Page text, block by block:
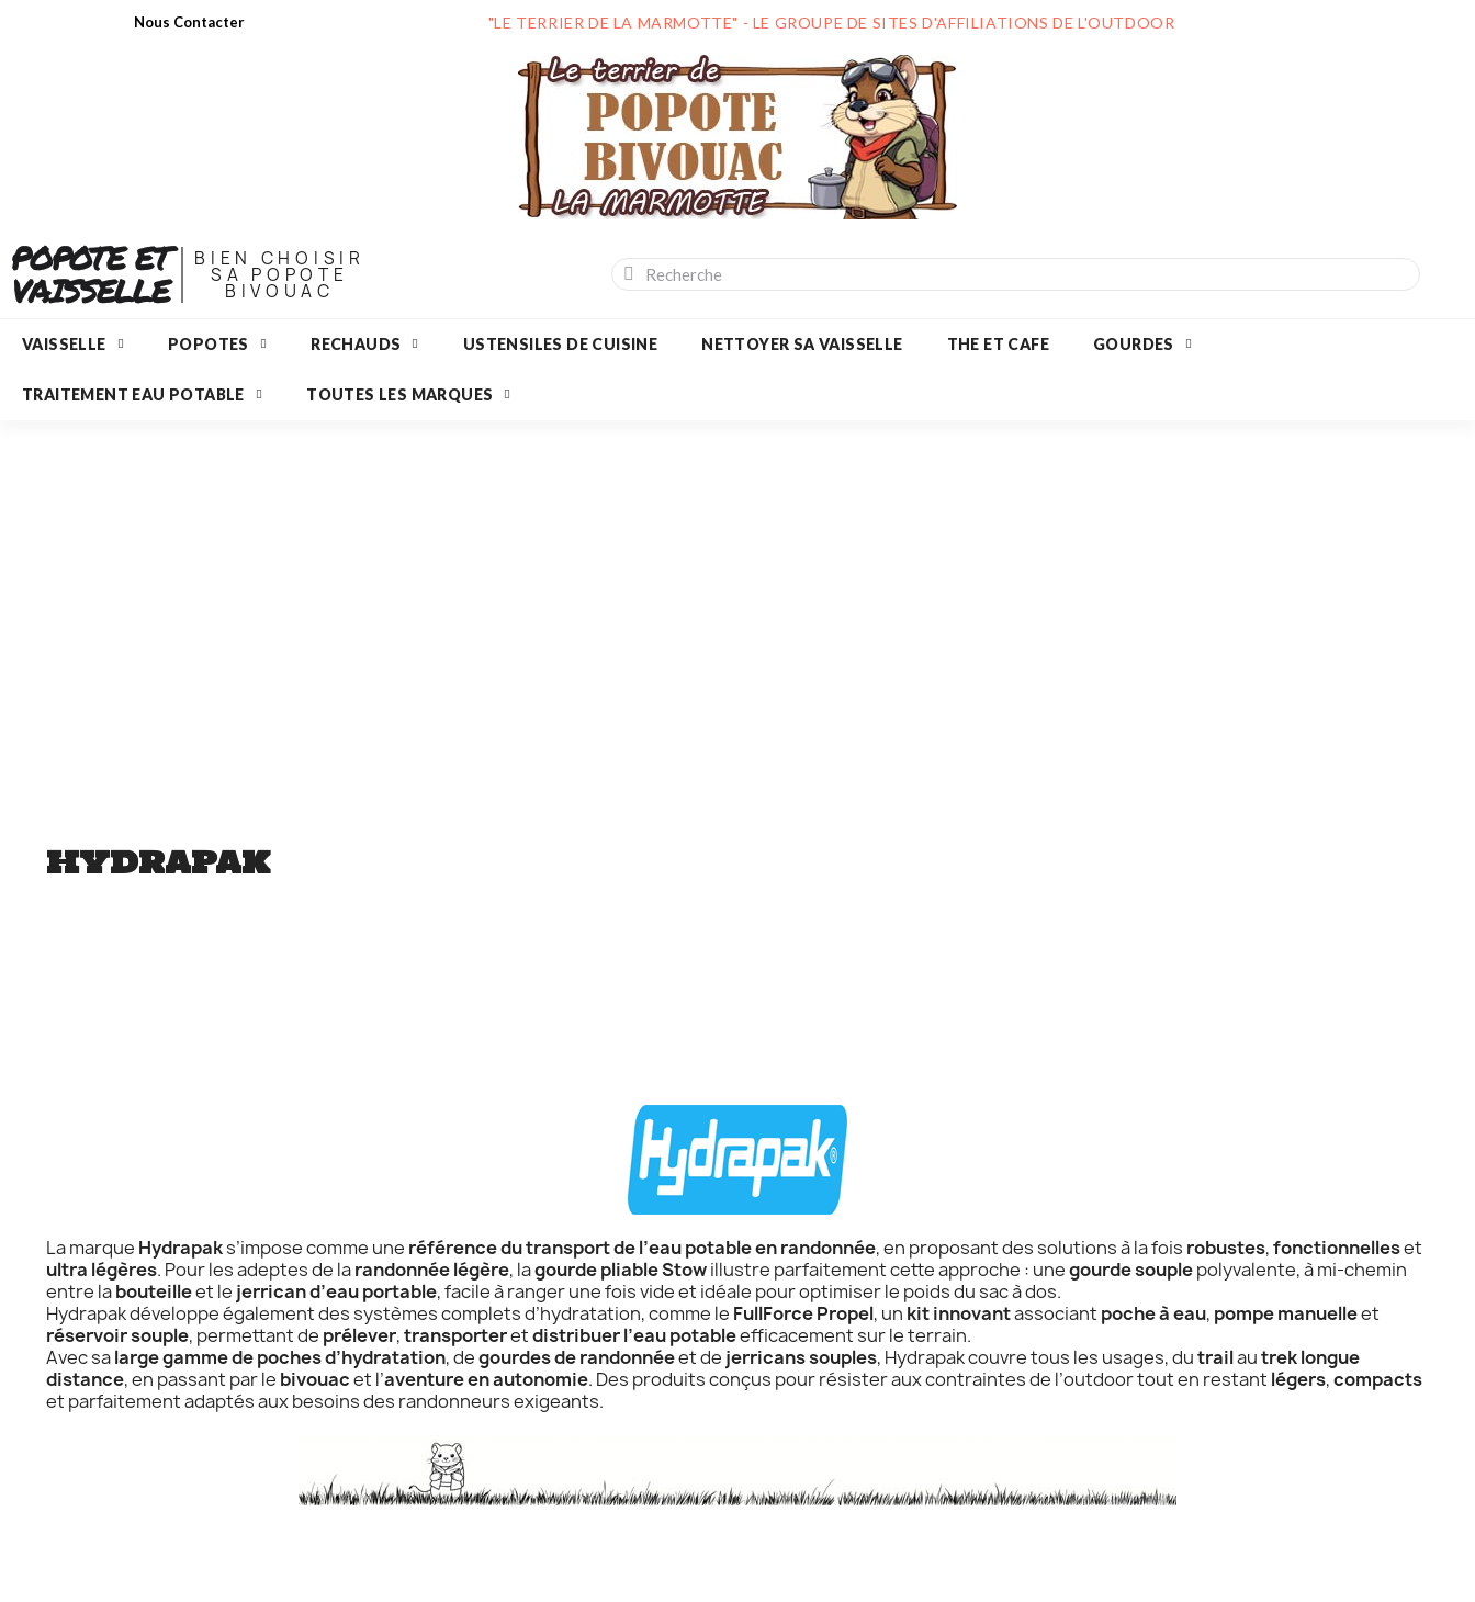
Nous Contacter "LE TERRIER DE LA MARMOTTE" - LE GROUPE DE SITES D'AFFILIATIONS DE L'OUTDOOR
POPOTE ET
VAISSELLE
BIEN CHOISIR
SA POPOTE
BIVOUAC
VAISSELLE POPOTES RECHAUDS USTENSILES DE CUISINE NETTOYER SA VAISSELLE THE ET CAFE GOURDES
TRAITEMENT EAU POTABLE TOUTES LES MARQUES
HYDRAPAK
La marque Hydrapaks’impose comme une référence du transport de l’eau potable en randonnée, en proposant des solutions à la fois robustes,fonctionnelleset
ultra légères. Pour les adeptes de larandonnée légère, lagourde pliable Stowillustre parfaitement cette approche : unegourde souplepolyvalente, à mi-chemin
entre labouteilleet le jerrican d’eau portable, facile à ranger une fois vide et idéale pour optimiser le poids du sac à dos.
Hydrapak développe également des systèmes complets d’hydratation, comme le FullForce Propel, un kit innovantassociant poche à eau, pompe manuelleet
réservoir souple, permettant de prélever,transporteretdistribuer l’eau potableefficacement sur le terrain.
Avec salarge gamme de poches d’hydratation, degourdes de randonnéeet de jerricans souples, Hydrapak couvre tous les usages, dutrailautrek longue
distance, en passant par le bivouacet l’aventure en autonomie. Des produits conçus pour résister aux contraintes de l’outdoor tout en restant légers,compacts
et parfaitement adaptés aux besoins des randonneurs exigeants.